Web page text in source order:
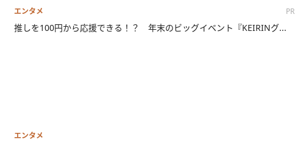
エンタメ PR
推しを100円から応援できる！？ 年末のビッグイベント『KEIRINグ...
エンタメ